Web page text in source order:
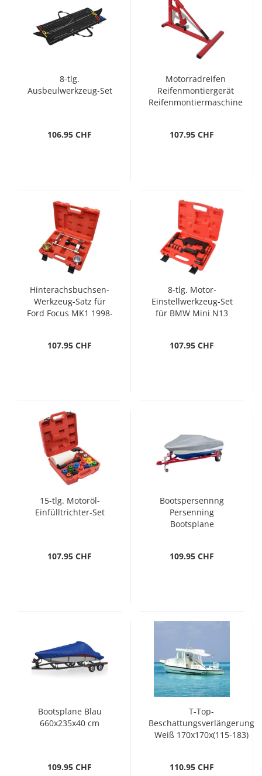
8-tlg.
Ausbeulwerkzeug-Set
106.95 CHF
Motorradreifen
Reifenmontiergerät
Reifenmontiermaschine
107.95 CHF
Hinterachsbuchsen-
Werkzeug-Satz für
Ford Focus MK1 1998-
107.95 CHF
8-tlg. Motor-
Einstellwerkzeug-Set
für BMW Mini N13
107.95 CHF
15-tlg. Motoröl-
Einfülltrichter-Set
107.95 CHF
Bootspersennng
Persenning
Bootsplane
109.95 CHF
Bootsplane Blau
660x235x40 cm
109.95 CHF
T-Top-
Beschattungsverlängerung
Weiß 170x170x(115-183)
110.95 CHF